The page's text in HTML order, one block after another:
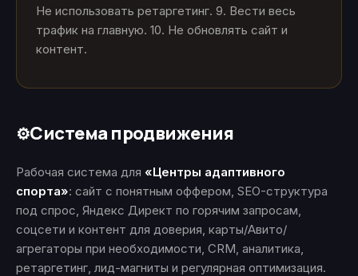
Не использовать ретаргетинг. 9. Вести весь
трафик на главную. 10. Не обновлять сайт и
контент.
⚙️Система продвижения
Рабочая система для «Центры адаптивного
спорта»: сайт с понятным оффером, SEO-структура
под спрос, Яндекс Директ по горячим запросам,
соцсети и контент для доверия, карты/Авито/
агрегаторы при необходимости, CRM, аналитика,
ретаргетинг, лид-магниты и регулярная оптимизация.